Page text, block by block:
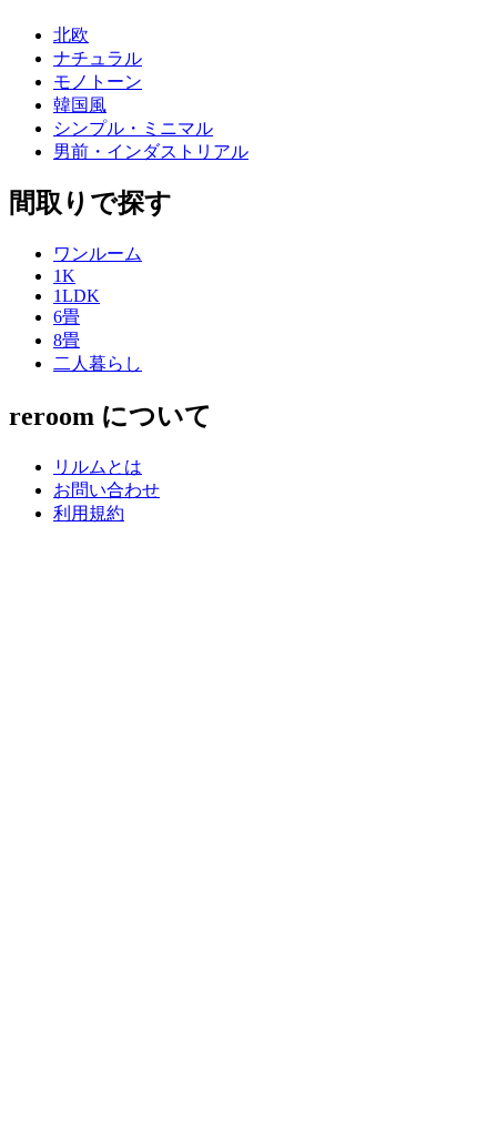
北欧
ナチュラル
モノトーン
韓国風
シンプル・ミニマル
男前・インダストリアル
間取りで探す
ワンルーム
1K
1LDK
6畳
8畳
二人暮らし
reroom について
リルムとは
お問い合わせ
利用規約